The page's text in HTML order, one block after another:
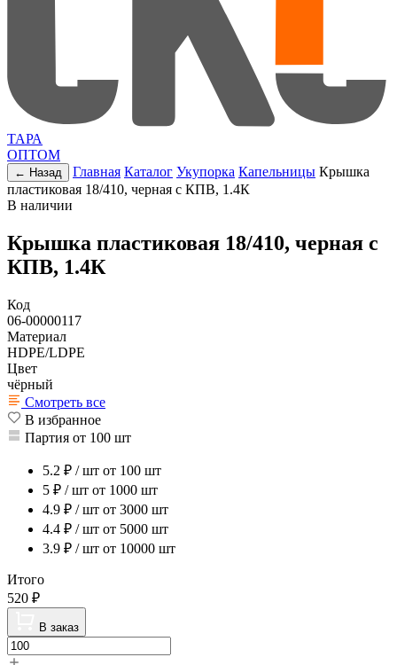
ТАРА
ОПТОМ
← Назад Главная Каталог Укупорка Капельницы Крышка
пластиковая 18/410, черная с КПВ, 1.4К
В наличии
Крышка пластиковая 18/410, черная с
КПВ, 1.4К
Код
06-00000117
Материал
HDPE/LDPE
Цвет
чёрный
Смотреть все
В избранное
Партия от 100 шт
5.2 ₽ / шт от 100 шт
5 ₽ / шт от 1000 шт
4.9 ₽ / шт от 3000 шт
4.4 ₽ / шт от 5000 шт
3.9 ₽ / шт от 10000 шт
Итого
520 ₽
В заказ